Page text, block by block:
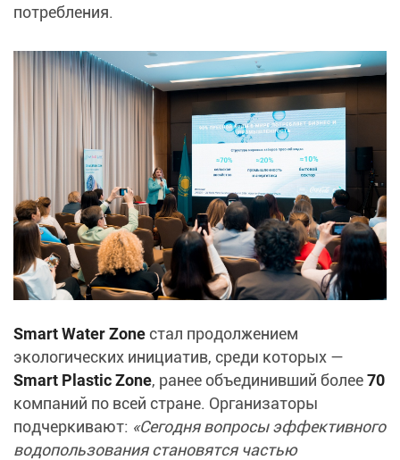
потребления.
Smart Water Zone стал продолжением
экологических инициатив, среди которых —
Smart Plastic Zone, ранее объединивший более70
компаний по всей стране. Организаторы
подчеркивают: «Сегодня вопросы эффективного
водопользования становятся частью